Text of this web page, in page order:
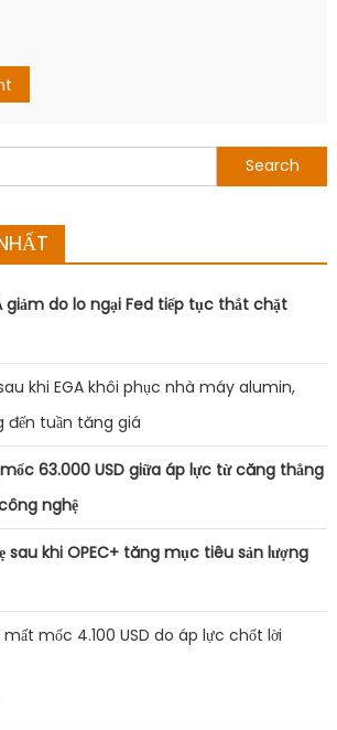
giảm do lo ngại Fed tiếp tục thắt chặt
khi EGA khôi phục nhà máy alumin,
đến tuần tăng giá
63.000 USD giữa áp lực từ căng thẳng
nghệ
sau khi OPEC+ tăng mục tiêu sản lượng
mốc 4.100 USD do áp lực chốt lời